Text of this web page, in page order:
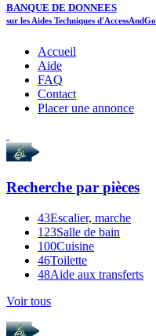
BANQUE DE DONNEES
sur les Aides Techniques d'AccessAndGo
Accueil
Aide
FAQ
Contact
Placer une annonce
Recherche par pièces
43Escalier, marche
123Salle de bain
100Cuisine
46Toilette
48Aide aux transferts
Voir tous